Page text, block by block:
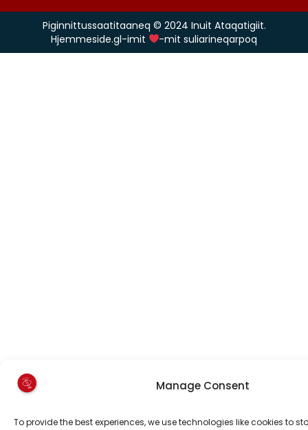
Manage Consent
To provide the best experiences, we use technologies like cookies to
Piginnittussaatitaaneq © 2024 Inuit Ataqatigiit.
Hjemmeside.gl-imit
-mit suliarineqarpoq